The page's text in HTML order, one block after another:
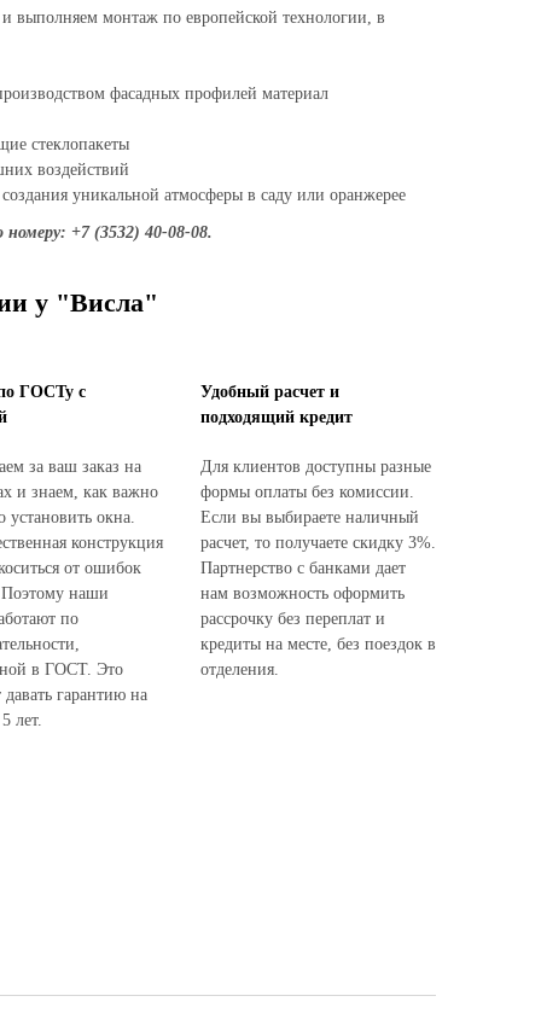
выполняем монтаж по европейской технологии, в
фасадных профилей материал
стеклопакеты
воздействий
уникальной атмосферы в саду или оранжерее
+7 (3532) 40-08-08.
у "Висла"
ГОСТу с
за ваш заказ на
и знаем, как важно
установить окна.
конструкция
от ошибок
наши
по
в ГОСТ. Это
давать гарантию на
лет.
Удобный расчет и
подходящий кредит
Для клиентов доступны разные
формы оплаты без комиссии.
Если вы выбираете наличный
расчет, то получаете скидку 3%.
Партнерство с банками дает
нам возможность оформить
рассрочку без переплат и
кредиты на месте, без поездок в
отделения.